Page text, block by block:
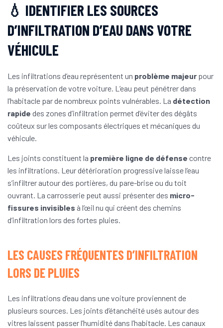
💧 IDENTIFIER LES SOURCES
D’INFILTRATION D’EAU DANS VOTRE
VÉHICULE
Les infiltrations d’eau représentent un problème majeur pour
la préservation de votre voiture. L’eau peut pénétrer dans
l’habitacle par de nombreux points vulnérables. La détection
rapide des zones d’infiltration permet d’éviter des dégâts
coûteux sur les composants électriques et mécaniques du
véhicule.
Les joints constituent la première ligne de défense contre
les infiltrations. Leur détérioration progressive laisse l’eau
s’infiltrer autour des portières, du pare-brise ou du toit
ouvrant. La carrosserie peut aussi présenter des micro-
fissures invisibles à l’œil nu qui créent des chemins
d’infiltration lors des fortes pluies.
LES CAUSES FRÉQUENTES D’INFILTRATION
LORS DE PLUIES
Les infiltrations d’eau dans une voiture proviennent de
plusieurs sources. Les joints d’étanchéité usés autour des
vitres laissent passer l’humidité dans l’habitacle. Les canaux